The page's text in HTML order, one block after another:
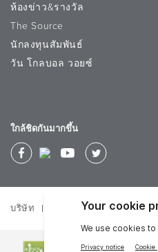
ห้องข่าว&รางวัล
The Source
นักลงทุนสัมพันธ์
วัน โกลบอล วอยซ์
ใกล้ชิดกันมากขึ้น
บริษัท นโยบายความเป็นส่วนตัว